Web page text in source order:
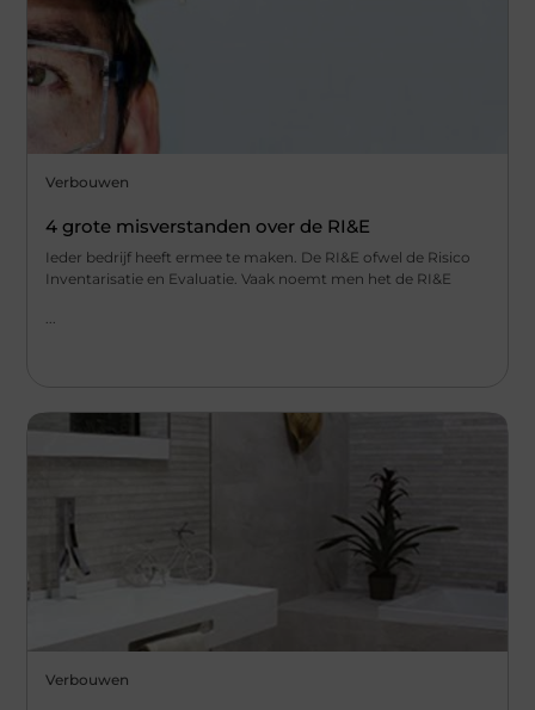
Verbouwen
4 grote misverstanden over de RI&E
Ieder bedrijf heeft ermee te maken. De RI&E ofwel de Risico
Inventarisatie en Evaluatie. Vaak noemt men het de RI&E
Verbouwen